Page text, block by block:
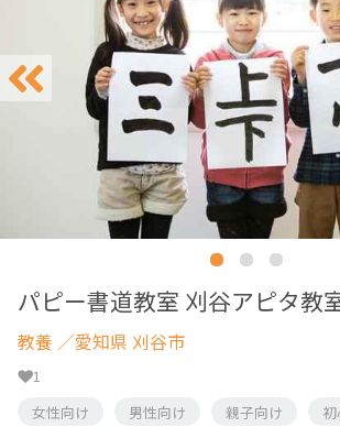
パピー書道教室 刈谷アピタ教
教養 ／愛知県 刈谷市
1
女性向け
男性向け 親子向け